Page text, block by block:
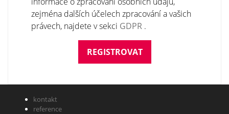
zejména dalších účelech zpracování a vašich
právech, najdete v sekci GDPR .
kontakt
reference